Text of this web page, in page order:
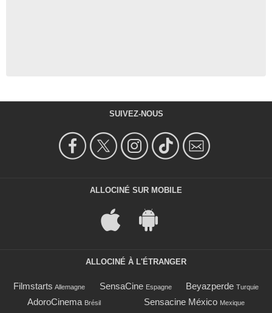
SUIVEZ-NOUS
ALLOCINÉ SUR MOBILE
ALLOCINÉ À L'ÉTRANGER
Filmstarts Allemagne SensaCine Espagne Beyazperde Turquie
AdoroCinema Brésil Sensacine México Mexique